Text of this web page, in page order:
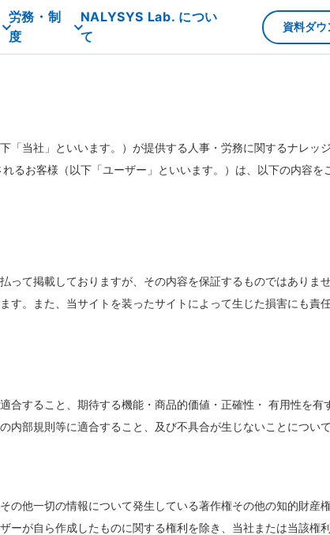
労務・制
度
NALYSYS Lab. につい
て
資料ダウ
「当社」といいます。）が提供する人事・労務に関するナレッ
るお客様（以下「ユーザー」といいます。）は、以下の内容を
って掲載しておりますが、その内容を保証するものではありま
す。また、当サイトを装ったサイトによって⽣じた損害にも責
合すること、期待する機能・商品的価値・正確性・ 有⽤性を有
内部規則等に適合すること、及び不具合が⽣じないことについ
の他⼀切の情報について発⽣している著作権その他の知的財産
ーが⾃ら作成したものに関する権利を除き、当社または当該権